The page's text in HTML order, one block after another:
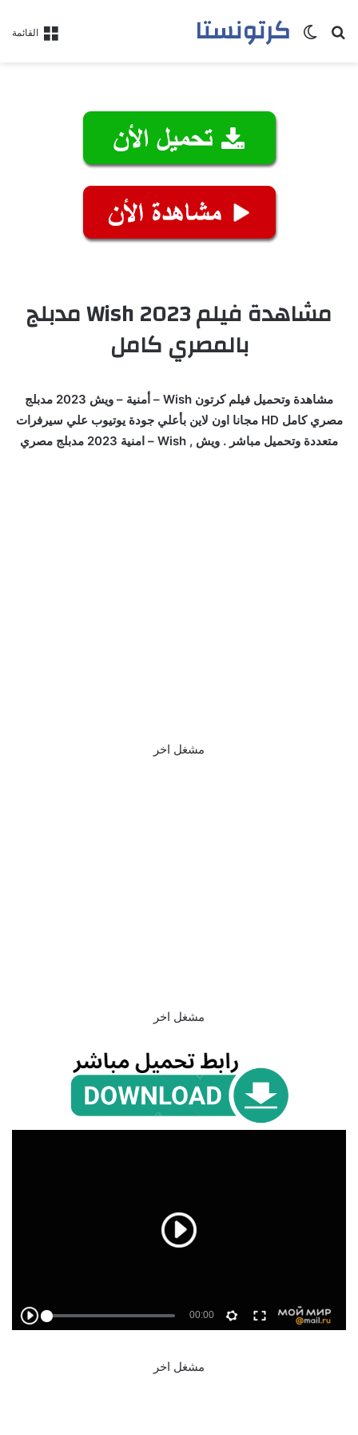
القائمة كرتونستابحث عنالوضع المظلم
مشاهدة فيلم Wish 2023 مدبلج
بالمصري كامل
مشاهدة وتحميل فيلم كرتون Wish – أمنية – ويش 2023 مدبلج
مصري كامل HD مجانا اون لاين بأعلي جودة يوتيوب علي سيرفرات
متعددة وتحميل مباشر . ويش , Wish – امنية 2023 مدبلج مصري
مشغل اخر
مشغل اخر
مشغل اخر